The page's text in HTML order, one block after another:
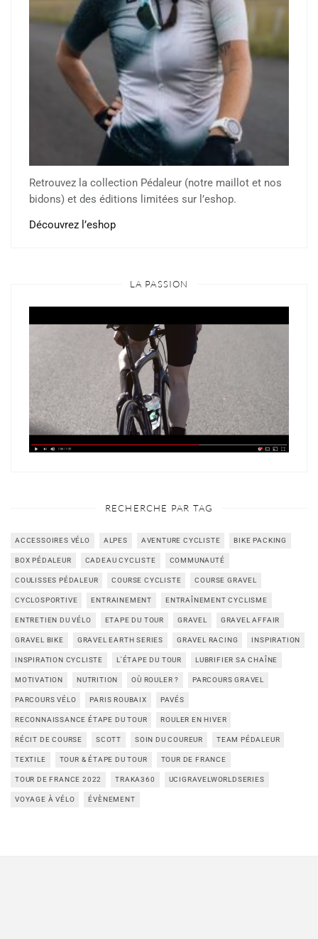
Retrouvez la collection Pédaleur (notre maillot et nos
bidons) et des éditions limitées sur l’eshop.
Découvrez l’eshop
LA PASSION
RECHERCHE PAR TAG
ACCESSOIRES VÉLO ALPES AVENTURE CYCLISTE BIKE PACKING
BOX PÉDALEUR CADEAU CYCLISTE COMMUNAUTÉ
COULISSES PÉDALEUR COURSE CYCLISTE COURSE GRAVEL
CYCLOSPORTIVE ENTRAINEMENT ENTRAÎNEMENT CYCLISME
ENTRETIEN DU VÉLO ETAPE DU TOUR GRAVEL GRAVEL AFFAIR
GRAVEL BIKE GRAVEL EARTH SERIES GRAVEL RACING INSPIRATION
INSPIRATION CYCLISTE L'ÉTAPE DU TOUR LUBRIFIER SA CHAÎNE
MOTIVATION NUTRITION OÙ ROULER ? PARCOURS GRAVEL
PARCOURS VÉLO PARIS ROUBAIX PAVÉS
RECONNAISSANCE ÉTAPE DU TOUR ROULER EN HIVER
RÉCIT DE COURSE SCOTT SOIN DU COUREUR TEAM PÉDALEUR
TEXTILE TOUR & ÉTAPE DU TOUR TOUR DE FRANCE
TOUR DE FRANCE 2022 TRAKA360 UCIGRAVELWORLDSERIES
VOYAGE À VÉLO ÉVÈNEMENT